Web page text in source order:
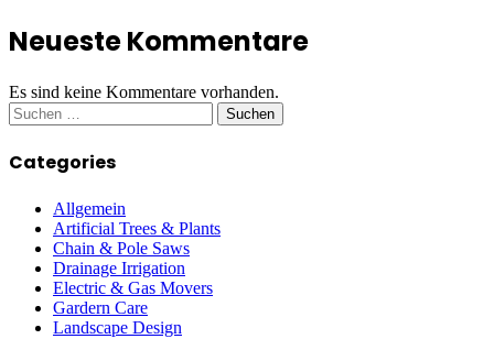
Neueste Kommentare
Es sind keine Kommentare vorhanden.
Suchen
nach:
Categories
Allgemein
Artificial Trees & Plants
Chain & Pole Saws
Drainage Irrigation
Electric & Gas Movers
Gardern Care
Landscape Design